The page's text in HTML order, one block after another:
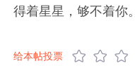
得着星星，够不着你。
给本帖投票